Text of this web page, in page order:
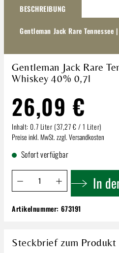
BESCHREIBUNG
Gentleman Jack Rare
Gentleman Jack Rare
Whiskey 40% 0,7l
26,09 €
Inhalt: 0.7 Liter (37,27 € / 1 Liter)
Preise inkl. MwSt. zzgl. Versandkosten
Sofort verfügbar
Produkt Anzahl: Gib den
In
Gentleman Jack Rare
26,09 €
Artikelnummer:673191
Steckbrief zum Produkt